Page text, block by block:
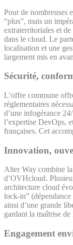
Pour de nombreuses
“plus”, mais un
extraterritoriales et de
dans le cloud. Le
localisation et une
largement mis en
Sécurité,
L’offre commune
réglementaires
d’une infogérance
l’expertise DevOps,
françaises. Cet
Innovation,
Alter Way combine la
d’OVHcloud.
architecture cloud
lock-in”
ainsi d’une grande
gardant la maîtrise
Engagement